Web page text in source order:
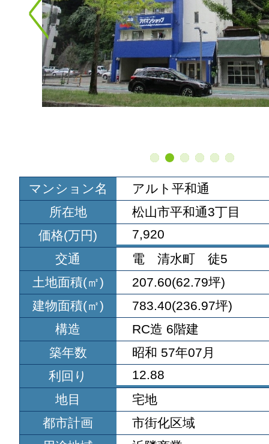
マンション名
アルト平和通
所在地
松山市平和通3丁目
価格(万円)
7,920
交通
電 清水町 徒5
土地面積(㎡)
207.60(62.79坪)
建物面積(㎡)
783.40(236.97坪)
構造
RC造 6階建
築年数
昭和 57年07月
利回り
12.88
地目
宅地
都市計画
市街化区域